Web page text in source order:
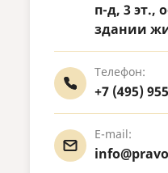
п-д, 3 эт.,
здании
Телефон:
+7 (495)
E-mail: